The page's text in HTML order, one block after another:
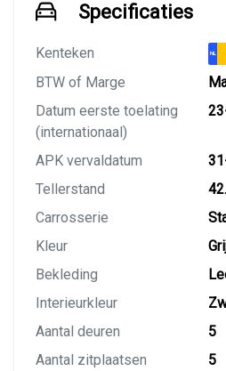
Specificaties
Kenteken NL
BTW of Marge
Datum eerste toelating
(internationaal)
APK vervaldatum
Tellerstand
Carrosserie
Kleur
Bekleding
Interieurkleur
Aantal deuren
5
Aantal zitplaatsen
5